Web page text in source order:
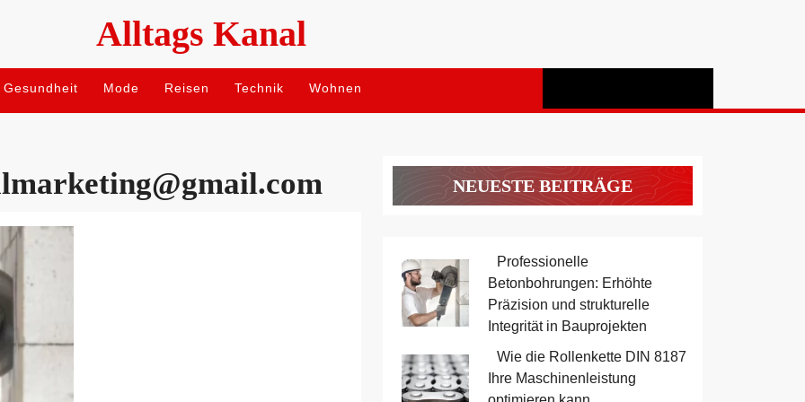
Alltags Kanal
Gesundheit Mode Reisen Technik Wohnen
NEUESTE BEITRÄGE
Professionelle
Betonbohrungen: Erhöhte
Präzision und strukturelle
Integrität in Bauprojekten
Wie die Rollenkette DIN 8187
Ihre Maschinenleistung